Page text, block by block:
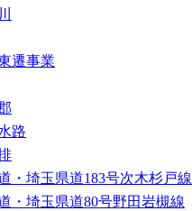
遷事業
路
・埼玉県道183号次木杉戸線
・埼玉県道80号野田岩槻線